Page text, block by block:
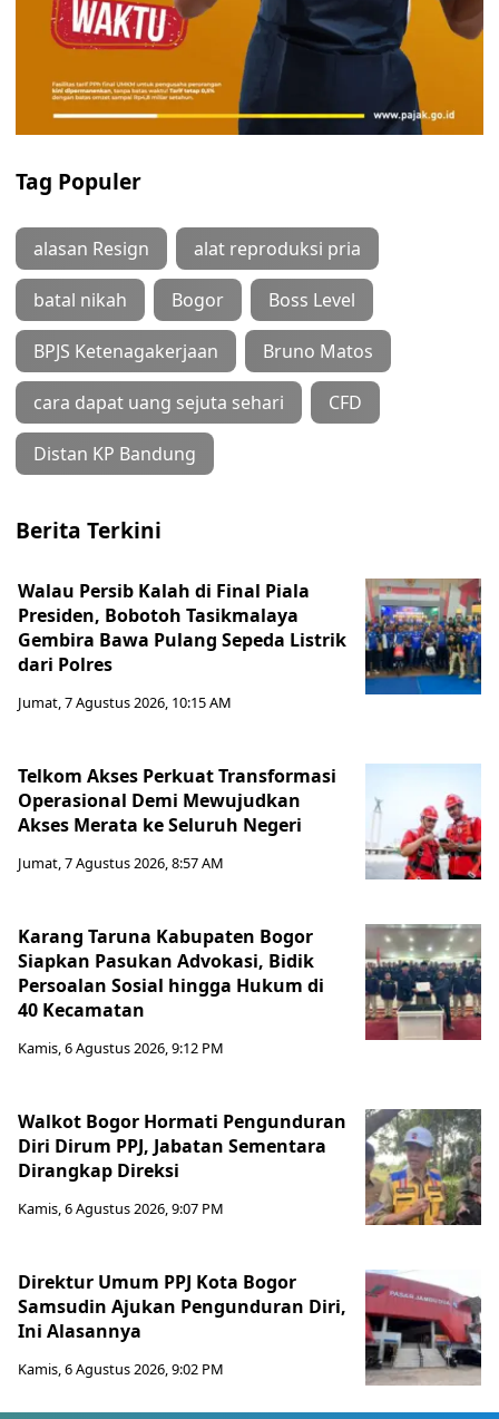
Tag Populer
alasan Resign alat reproduksi pria
batal nikah Bogor Boss Level
BPJS Ketenagakerjaan Bruno Matos
cara dapat uang sejuta sehari CFD
Distan KP Bandung
Berita Terkini
Walau Persib Kalah di Final Piala
Presiden, Bobotoh Tasikmalaya
Gembira Bawa Pulang Sepeda Listrik
dari Polres
Jumat, 7 Agustus 2026, 10:15 AM
Telkom Akses Perkuat Transformasi
Operasional Demi Mewujudkan
Akses Merata ke Seluruh Negeri
Jumat, 7 Agustus 2026, 8:57 AM
Karang Taruna Kabupaten Bogor
Siapkan Pasukan Advokasi, Bidik
Persoalan Sosial hingga Hukum di
40 Kecamatan
Kamis, 6 Agustus 2026, 9:12 PM
Walkot Bogor Hormati Pengunduran
Diri Dirum PPJ, Jabatan Sementara
Dirangkap Direksi
Kamis, 6 Agustus 2026, 9:07 PM
Direktur Umum PPJ Kota Bogor
Samsudin Ajukan Pengunduran Diri,
Ini Alasannya
Kamis, 6 Agustus 2026, 9:02 PM